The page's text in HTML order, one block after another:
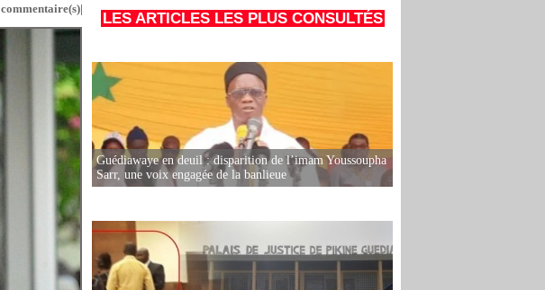
commentaire(s)|
LES ARTICLES LES PLUS CONSULTÉS
Guédiawaye en deuil : disparition de l’imam Youssoupha
Sarr, une voix engagée de la banlieue